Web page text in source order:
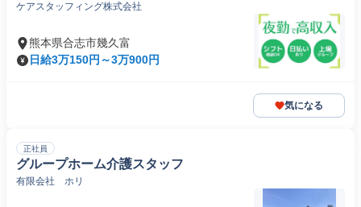
ケアスタッフィング株式会社
熊本県合志市幾久富
日給3万150円～3万900円
気になる
正社員
グループホーム介護スタッフ
有限会社 ホリ